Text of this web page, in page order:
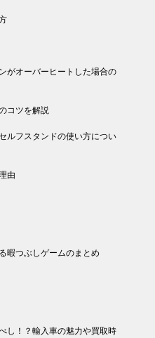
がオーバーヒートした場合の
コツを解説
ルフスタンドの使い方につい
由
暇つぶしゲームのまとめ
し！？輸入車の魅力や買取時